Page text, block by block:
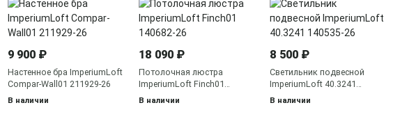
9 900 ₽
Настенное бра ImperiumLoft
Compar-Wall01 211929-26
В наличии
18 090 ₽
Потолочная люстра
ImperiumLoft Finch01
140682-26
В наличии
8 500 ₽
Светильник подвесной
ImperiumLoft 40.3241
140535-26
В наличии